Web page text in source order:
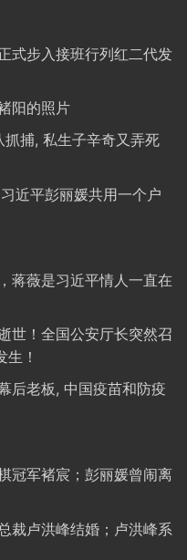
式步入接班行列红二代发
阳的照片
捕, 私生子辛奇又弄死
近平彭丽媛共用一个户
蒋薇是习近平情人一直在
世！全国公安厅长突然召
！
后老板, 中国疫苗和防疫
冠军褚宸；彭丽媛曾闹离
裁卢洪峰结婚；卢洪峰系